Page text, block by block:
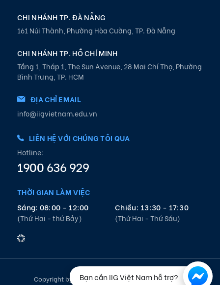
CHI NHÁNH TP. ĐÀ NẴNG
161 Núi Thành, Phường Hòa Cường, TP. Đà Nẵng
CHI NHÁNH TP. HỒ CHÍ MINH
Tầng 1, Tháp 1, The Sun Avenue, 28 Mai Chí Thọ, Phường
Bình Trưng, TP. HCM
ĐỊA CHỈ EMAIL
info@iigvietnam.edu.vn
LIÊN HỆ VỚI CHÚNG TÔI QUA
Hotline:
1900 636 929
THỜI GIAN LÀM VIỆC
Sáng: 08:00 - 12:00
(Thứ Hai - thứ Bảy)
Chiều: 13:30 - 17:30
(Thứ Hai - Thứ Sáu)
Copyright by IIG Vietnam 2021. All rights reserved.
Bạn cần IIG Việt Nam hỗ trợ?